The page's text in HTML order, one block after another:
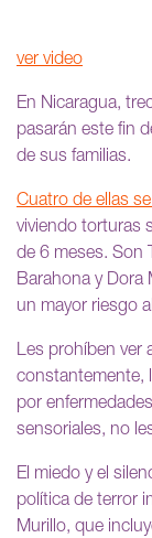
ver video
En Nicaragua,
pasarán este fin
de sus familias.
Cuatro de ellas
viviendo torturas
de 6 meses. Son
Barahona y Dora
un mayor riesgo
Les prohíben ver
constantemente,
por
sensoriales, no
El miedo y el
política de terror
Murillo, que